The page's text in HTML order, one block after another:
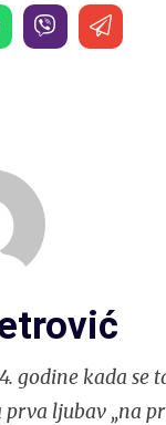
godine kada se
ljubav „na